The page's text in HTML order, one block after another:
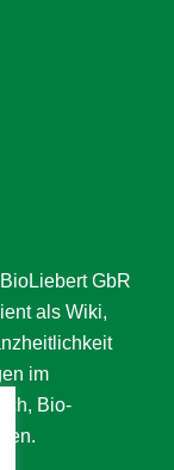
GbR
als Wiki,
im
Bio-